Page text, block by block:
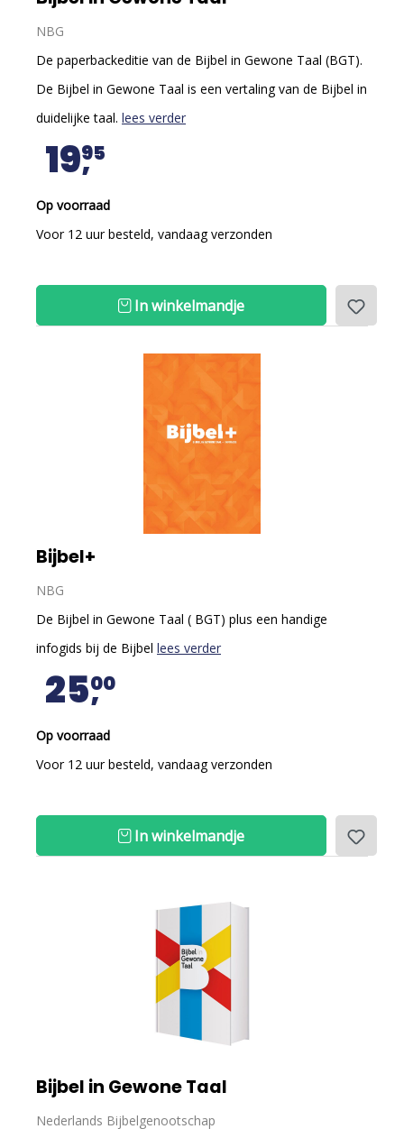
NBG
De paperbackeditie van de Bijbel in Gewone Taal (BGT).
De Bijbel in Gewone Taal is een vertaling van de Bijbel in
duidelijke taal. lees verder
1995
Op voorraad
Voor 12 uur besteld, vandaag verzonden
In winkelmandje
Bijbel+
NBG
De Bijbel in Gewone Taal ( BGT) plus een handige
infogids bij de Bijbel lees verder
2500
Op voorraad
Voor 12 uur besteld, vandaag verzonden
In winkelmandje
Bijbel in Gewone Taal
Nederlands Bijbelgenootschap